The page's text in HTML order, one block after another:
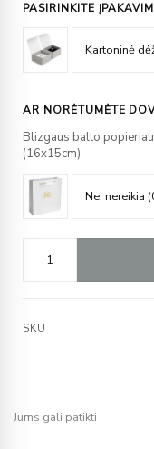
PASIRINKITE
AR NORĖTUMĖTE
Blizgaus balto
(16x15cm)
SKU
Jums gali patikti